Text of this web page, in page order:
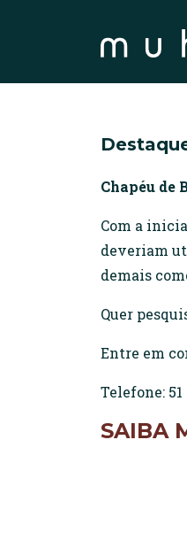
Chapéu de
Com a
deveriam
demais
Quer
Entre em
Telefone: 51
SAIBA